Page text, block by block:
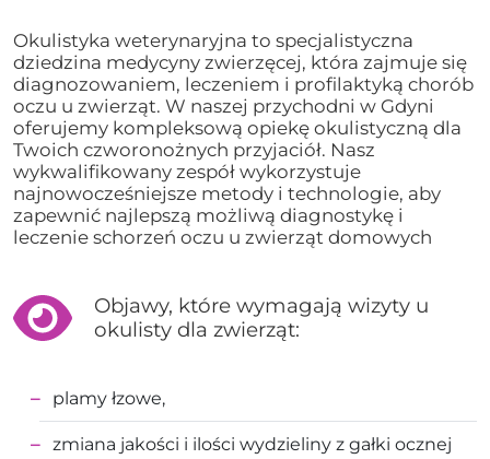
Okulistyka weterynaryjna to specjalistyczna
dziedzina medycyny zwierzęcej, która zajmuje się
diagnozowaniem, leczeniem i profilaktyką chorób
oczu u zwierząt. W naszej przychodni w Gdyni
oferujemy kompleksową opiekę okulistyczną dla
Twoich czworonożnych przyjaciół. Nasz
wykwalifikowany zespół wykorzystuje
najnowocześniejsze metody i technologie, aby
zapewnić najlepszą możliwą diagnostykę i
leczenie schorzeń oczu u zwierząt domowych
Objawy, które wymagają wizyty u
okulisty dla zwierząt:
plamy łzowe,
zmiana jakości i ilości wydzieliny z gałki ocznej